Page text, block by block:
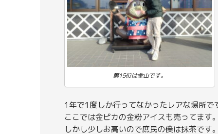
第15位は金山です。
1年で1度しか行ってなかったレアな場所で
ここでは金ピカの金粉アイスも売ってます。
しかし少しお高いので庶民の僕は抹茶です。